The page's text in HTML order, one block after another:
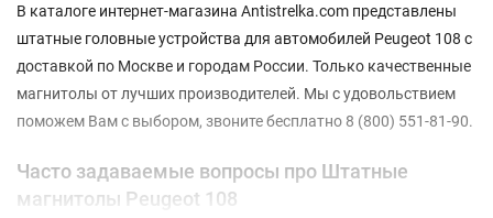
В каталоге интернет-магазина Antistrelka.com представлены
штатные головные устройства для автомобилей Peugeot 108 с
доставкой по Москве и городам России. Только качественные
магнитолы от лучших производителей. Мы с удовольствием
поможем Вам с выбором, звоните бесплатно 8 (800) 551-81-90.
Часто задаваемые вопросы про Штатные
магнитолы Peugeot 108